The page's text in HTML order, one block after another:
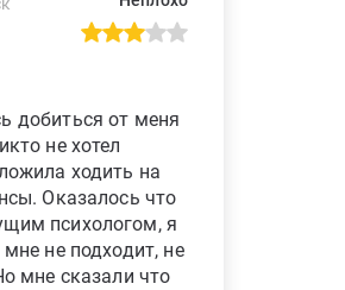
добиться от меня
не хотел
ходить на
Оказалось что
психологом, я
не подходит, не
мне сказали что